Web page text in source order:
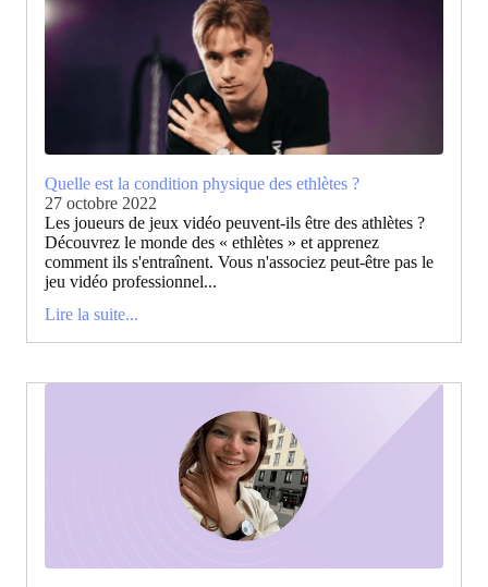
Quelle est la condition physique des ethlètes ?
27 octobre 2022
Les joueurs de jeux vidéo peuvent-ils être des athlètes ?
Découvrez le monde des « ethlètes » et apprenez
comment ils s'entraînent. Vous n'associez peut-être pas le
jeu vidéo professionnel...
Lire la suite...